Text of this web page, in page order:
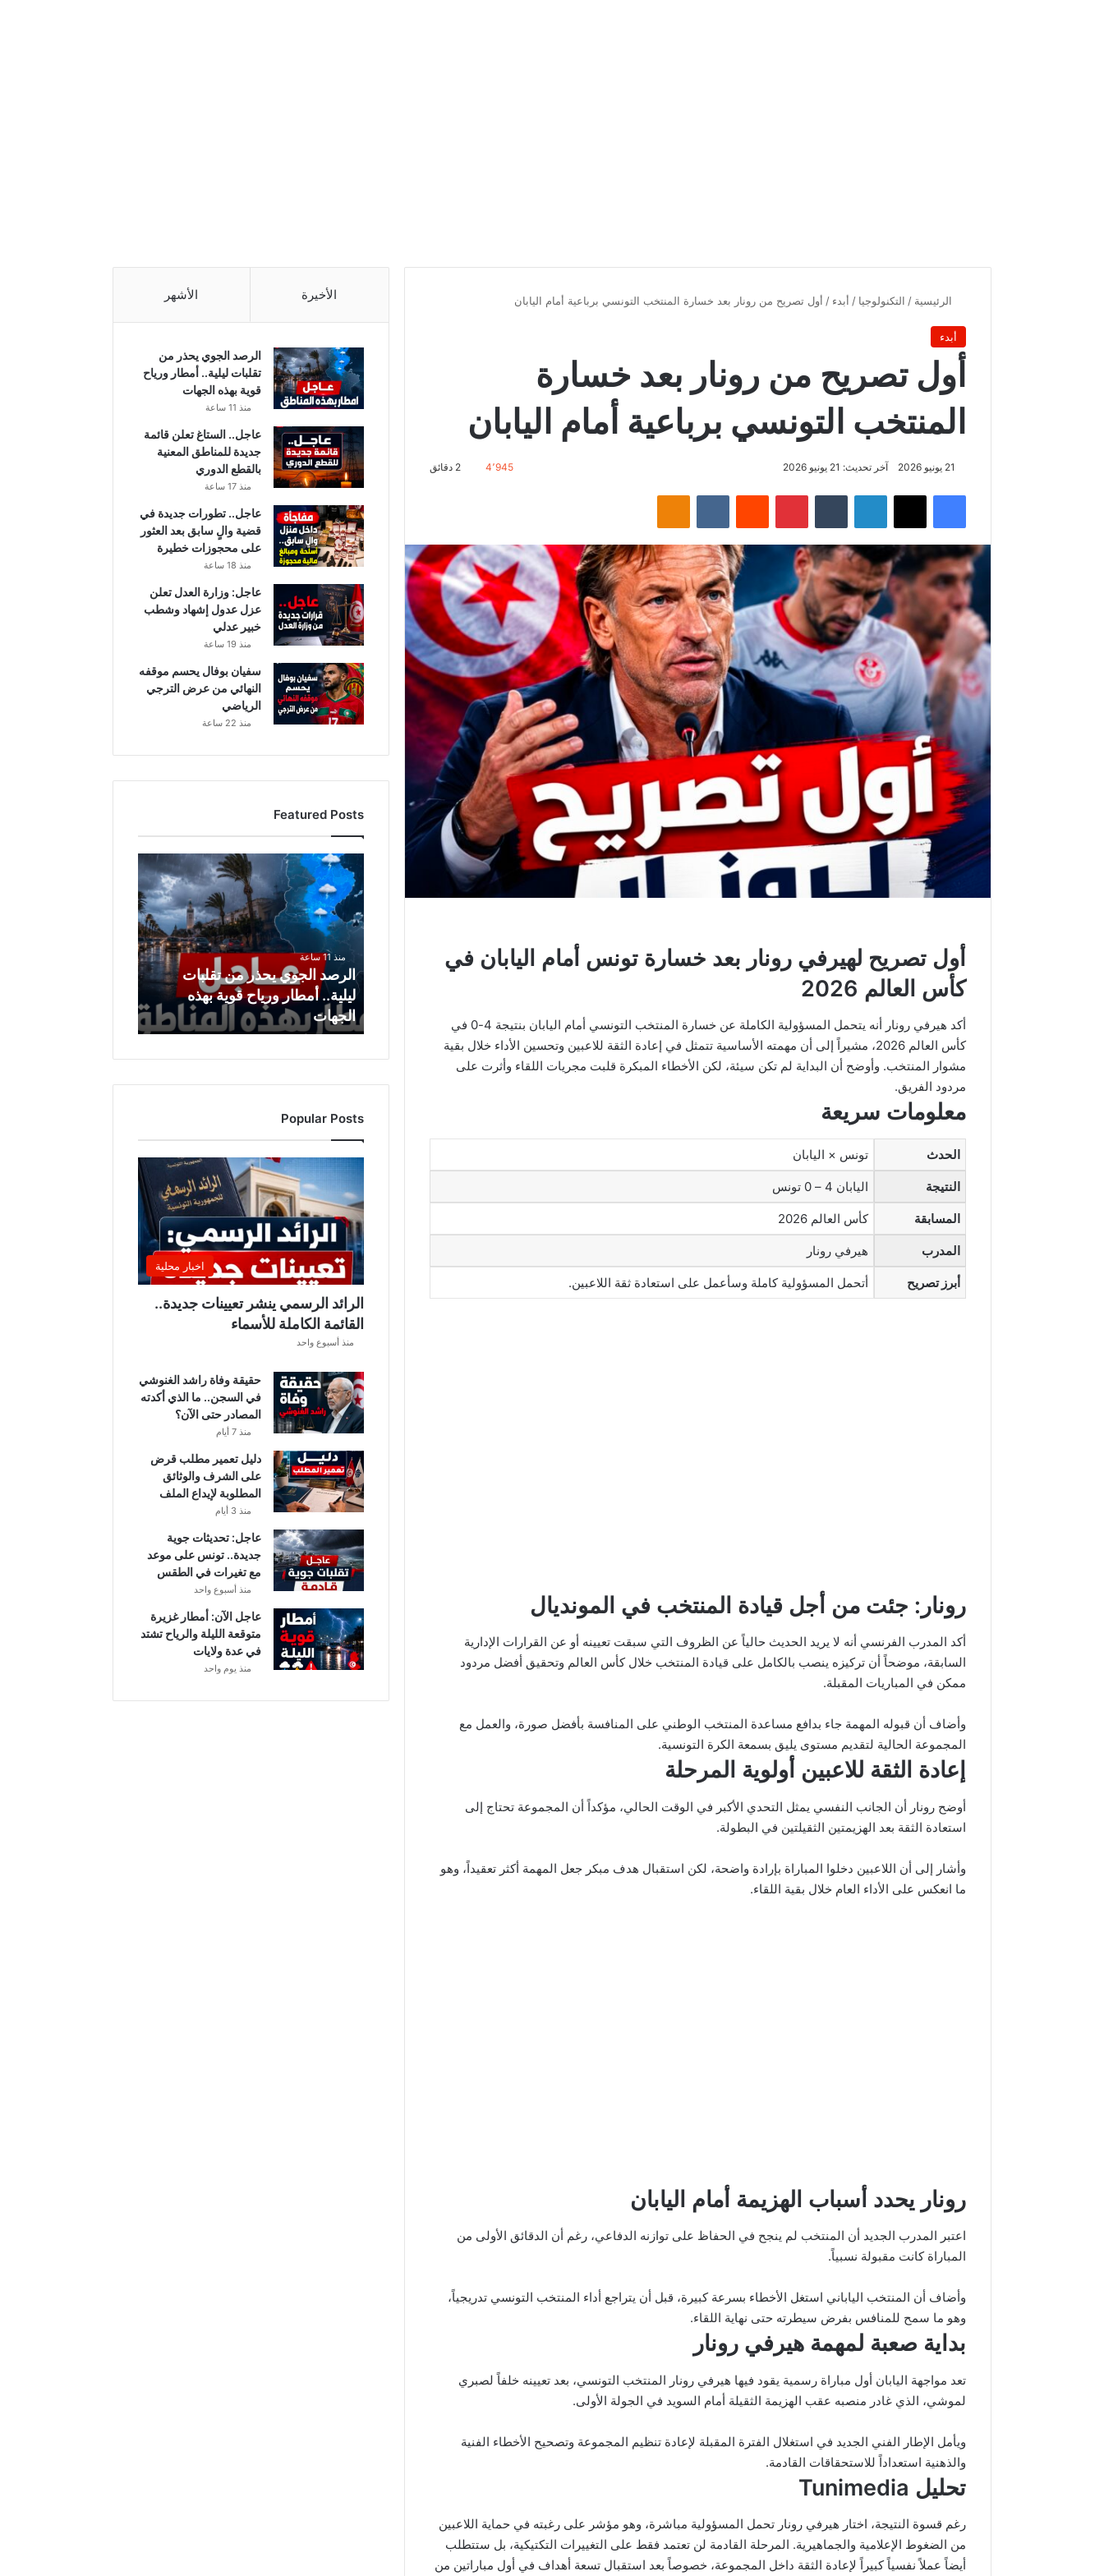
الرئيسية / التكنولوجيا / أبدء / أول تصريح من رونار بعد خسارة المنتخب التونسي برباعية أمام اليابان
أبدء
أول تصريح من رونار بعد خسارة
المنتخب التونسي برباعية أمام اليابان
21 يونيو 2026 آخر تحديث: 21 يونيو 2026 4٬945 2 دقائق
فيسبوك لينكدإن بينتيريست
أول تصريح لهيرفي رونار بعد خسارة تونس أمام اليابان في
كأس العالم 2026
أكد هيرفي رونار أنه يتحمل المسؤولية الكاملة عن خسارة المنتخب التونسي أمام اليابان بنتيجة 4-0 في
كأس العالم 2026، مشيراً إلى أن مهمته الأساسية تتمثل في إعادة الثقة للاعبين وتحسين الأداء خلال بقية
مشوار المنتخب. وأوضح أن البداية لم تكن سيئة، لكن الأخطاء المبكرة قلبت مجريات اللقاء وأثرت على
مردود الفريق.
معلومات سريعة
الحدث تونس × اليابان
النتيجة اليابان 4 – 0 تونس
المسابقة كأس العالم 2026
المدرب هيرفي رونار
أبرز تصريح أتحمل المسؤولية كاملة وسأعمل على استعادة ثقة اللاعبين.
رونار: جئت من أجل قيادة المنتخب في المونديال
أكد المدرب الفرنسي أنه لا يريد الحديث حالياً عن الظروف التي سبقت تعيينه أو عن القرارات الإدارية
السابقة، موضحاً أن تركيزه ينصب بالكامل على قيادة المنتخب خلال كأس العالم وتحقيق أفضل مردود
ممكن في المباريات المقبلة.
وأضاف أن قبوله المهمة جاء بدافع مساعدة المنتخب الوطني على المنافسة بأفضل صورة، والعمل مع
المجموعة الحالية لتقديم مستوى يليق بسمعة الكرة التونسية.
إعادة الثقة للاعبين أولوية المرحلة
أوضح رونار أن الجانب النفسي يمثل التحدي الأكبر في الوقت الحالي، مؤكداً أن المجموعة تحتاج إلى
استعادة الثقة بعد الهزيمتين الثقيلتين في البطولة.
وأشار إلى أن اللاعبين دخلوا المباراة بإرادة واضحة، لكن استقبال هدف مبكر جعل المهمة أكثر تعقيداً، وهو
ما انعكس على الأداء العام خلال بقية اللقاء.
رونار يحدد أسباب الهزيمة أمام اليابان
اعتبر المدرب الجديد أن المنتخب لم ينجح في الحفاظ على توازنه الدفاعي، رغم أن الدقائق الأولى من
المباراة كانت مقبولة نسبياً.
وأضاف أن المنتخب الياباني استغل الأخطاء بسرعة كبيرة، قبل أن يتراجع أداء المنتخب التونسي تدريجياً،
وهو ما سمح للمنافس بفرض سيطرته حتى نهاية اللقاء.
بداية صعبة لمهمة هيرفي رونار
تعد مواجهة اليابان أول مباراة رسمية يقود فيها هيرفي رونار المنتخب التونسي، بعد تعيينه خلفاً لصبري
لموشي، الذي غادر منصبه عقب الهزيمة الثقيلة أمام السويد في الجولة الأولى.
ويأمل الإطار الفني الجديد في استغلال الفترة المقبلة لإعادة تنظيم المجموعة وتصحيح الأخطاء الفنية
والذهنية استعداداً للاستحقاقات القادمة.
تحليل Tunimedia
رغم قسوة النتيجة، اختار هيرفي رونار تحمل المسؤولية مباشرة، وهو مؤشر على رغبته في حماية اللاعبين
من الضغوط الإعلامية والجماهيرية. المرحلة القادمة لن تعتمد فقط على التغييرات التكتيكية، بل ستتطلب
أيضاً عملاً نفسياً كبيراً لإعادة الثقة داخل المجموعة، خصوصاً بعد استقبال تسعة أهداف في أول مباراتين من
الأخيرة الأشهر
الرصد الجوي يحذر من
تقلبات ليلية.. أمطار ورياح
قوية بهذه الجهات
منذ 11 ساعة
عاجل.. الستاغ تعلن قائمة
جديدة للمناطق المعنية
بالقطع الدوري
منذ 17 ساعة
عاجل.. تطورات جديدة في
قضية والٍ سابق بعد العثور
على محجوزات خطيرة
منذ 18 ساعة
عاجل: وزارة العدل تعلن
عزل عدول إشهاد وشطب
خبير عدلي
منذ 19 ساعة
سفيان بوفال يحسم موقفه
النهائي من عرض الترجي
الرياضي
منذ 22 ساعة
Featured Posts
ر
ص
د
ج
ي
ي
ر
ن
ت
ق
ا
ت
ل
ي
ل
ة
.
م
ط
ا
ر
و
ر
ي
ا
و
ي
ه
ذ
ه
ا
منذ 11 ساعة
الرصد الجوي يحذر من تقلبات
ليلية.. أمطار ورياح قوية بهذه
الجهات
Popular Posts
اخبار محلية
الرائد الرسمي ينشر تعيينات جديدة..
القائمة الكاملة للأسماء
منذ أسبوع واحد
حقيقة وفاة راشد الغنوشي
في السجن.. ما الذي أكدته
المصادر حتى الآن؟
منذ 7 أيام
دليل تعمير مطلب قرض
على الشرف والوثائق
المطلوبة لإيداع الملف
منذ 3 أيام
عاجل: تحديثات جوية
جديدة.. تونس على موعد
مع تغيرات في الطقس
منذ أسبوع واحد
عاجل الآن: أمطار غزيرة
متوقعة الليلة والرياح تشتد
في عدة ولايات
منذ يوم واحد